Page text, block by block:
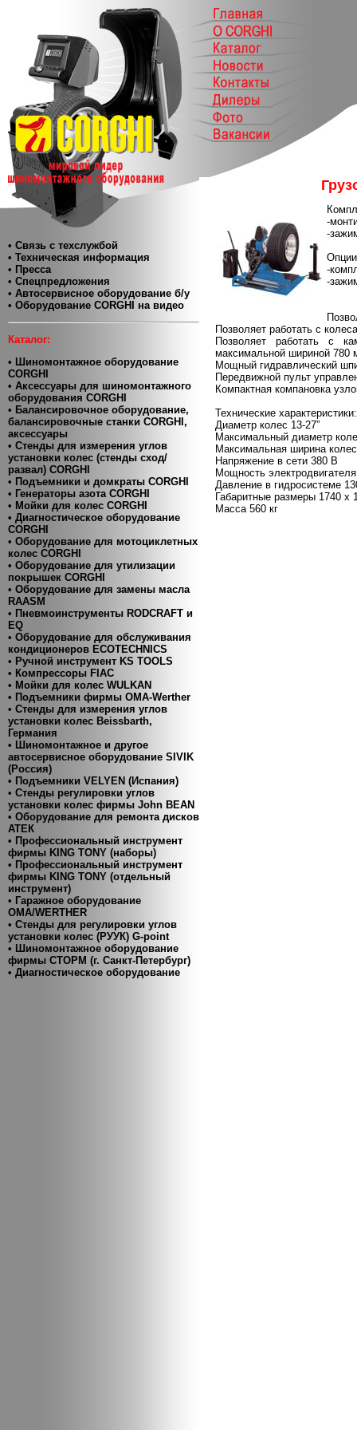
• Связь с техслужбой
• Техническая информация
• Пресса
• Спецпредложения
• Автосервисное оборудование б/у
• Оборудование CORGHI на видео
Каталог:
• Шиномонтажное оборудование
CORGHI
• Аксессуары для шиномонтажного
оборудования CORGHI
• Балансировочное оборудование,
балансировочные станки CORGHI,
аксессуары
• Стенды для измерения углов
установки колес (стенды сход/
развал) CORGHI
• Подъемники и домкраты CORGHI
• Генераторы азота CORGHI
• Мойки для колес CORGHI
• Диагностическое оборудование
CORGHI
• Оборудование для мотоциклетных
колес CORGHI
• Оборудование для утилизации
покрышек CORGHI
• Оборудование для замены масла
RAASM
• Пневмоинструменты RODCRAFT и
EQ
• Оборудование для обслуживания
кондиционеров ECOTECHNICS
• Ручной инструмент KS TOOLS
• Компресcоры FIAC
• Мойки для колес WULKAN
• Подъемники фирмы OMA-Werther
• Стенды для измерения углов
установки колес Beissbarth,
Германия
• Шиномонтажное и другое
автосервисное оборудование SIVIK
(Россия)
• Подъемники VELYEN (Испания)
• Cтенды регулировки углов
установки колес фирмы John BEAN
• Оборудование для ремонта дисков
АТЕК
• Профессиональный инструмент
фирмы KING TONY (наборы)
• Профессиональный инструмент
фирмы KING TONY (отдельный
инструмент)
• Гаражное оборудование
ОМА/WERTHER
• Стенды для регулировки углов
установки колес (РУУК) G-point
• Шиномонтажное оборудование
фирмы СТОРМ (г. Санкт-Петербург)
• Диагностическое оборудование
-
-
-
-
Позволяет работать с
Позволяет работать с
максимальной шириной 780
Мощный гидравлический
Передвижной пульт
Компактная компановка
Технические характеристики:
Диаметр колес 13-27”
Максимальный диаметр
Максимальная ширина
Напряжение в сети 380 В
Мощность
Давление в гидросистеме
Габаритные размеры 1740 х
Масса 560 кг